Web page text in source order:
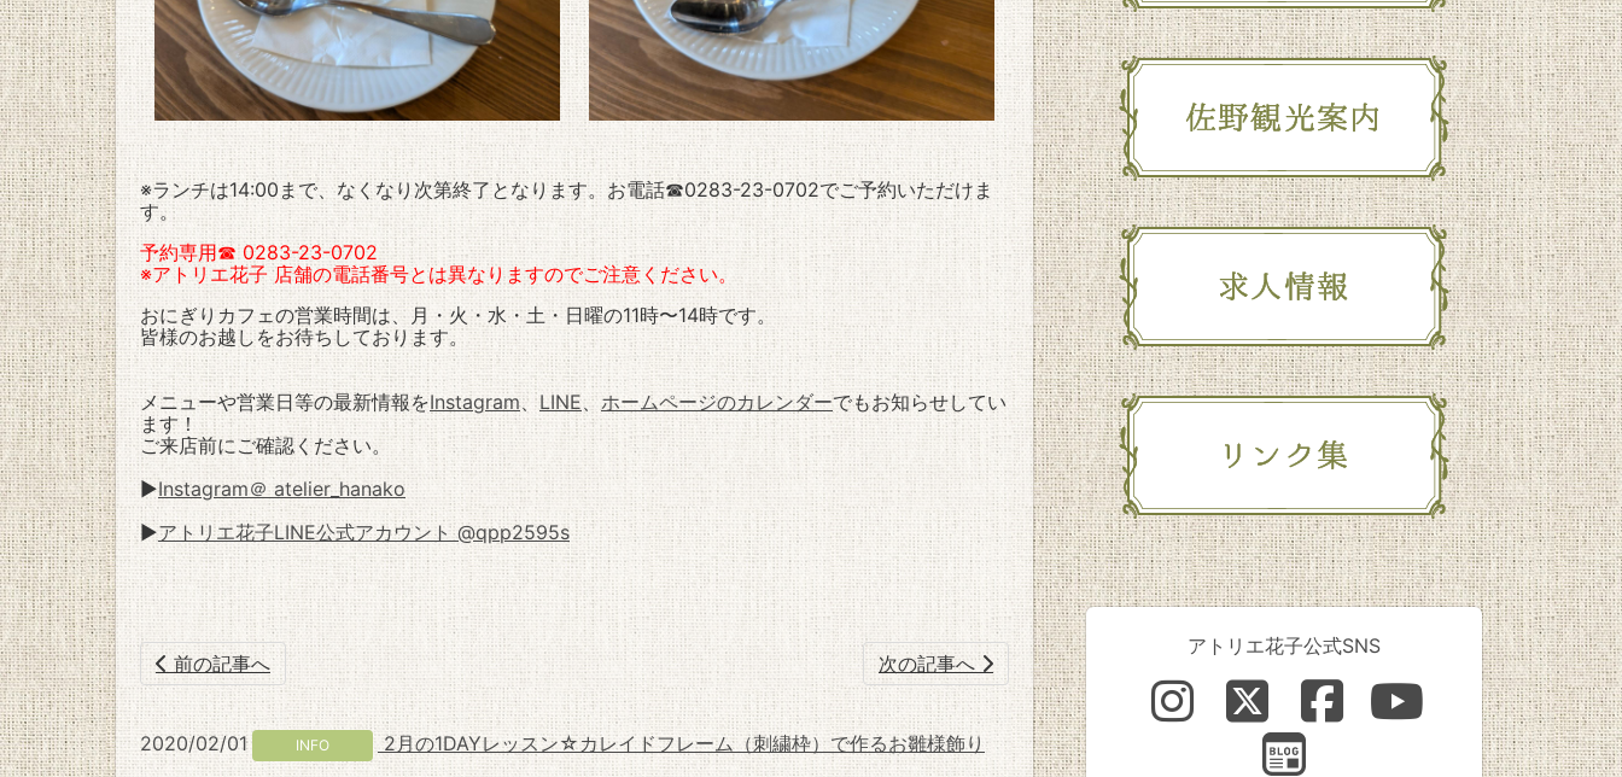
※ランチは14:00まで、なくなり次第終了となります。 お電話☎0283-23-0702でご予約いただけま
す。
予約専用☎ 0283-23-0702
※アトリエ花子 店舗の電話番号とは異なりますのでご注意ください。
おにぎりカフェの営業時間は、月・火・水・土・日曜の11時〜14時です。
皆様のお越しをお待ちしております。
メニューや営業日等の最新情報をInstagram、LINE、ホームページのカレンダーでもお知らせしてい
ます！
ご来店前にご確認ください。
▶️Instagram＠atelier_hanako
▶️アトリエ花子LINE公式アカウント @qpp2595s
前の記事へ 次の記事へ
2020/02/01 INFO 2月の1DAYレッスン☆カレイドフレーム（刺繍枠）で作るお雛様飾り
アトリエ花子公式SNS